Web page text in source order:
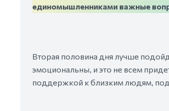
единомышленниками важные
Вторая половина дня лучше
эмоциональны, и это не всем
поддержкой к близким людям,